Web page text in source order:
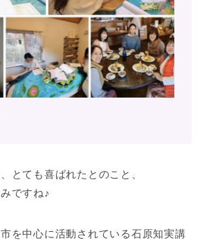
とても喜ばれたとのこと、
ですね♪
を中心に活動されている石原知実講